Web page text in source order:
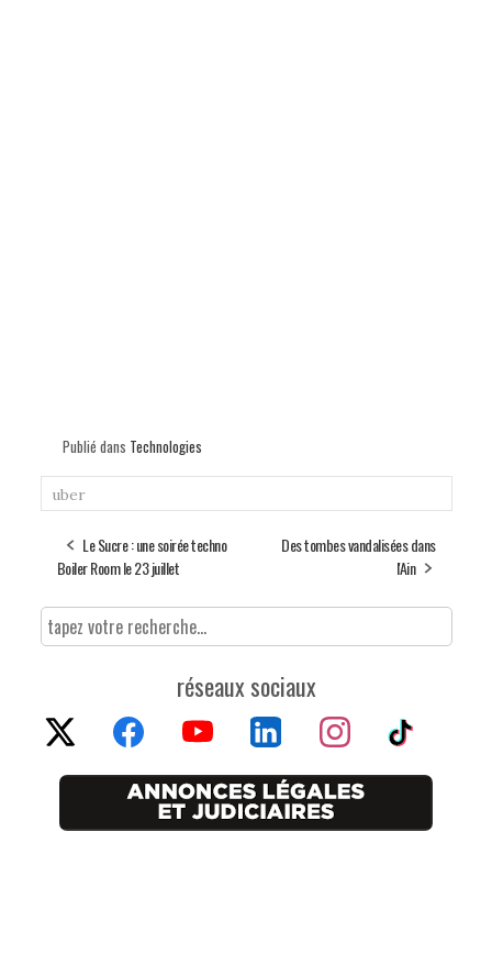
Publié dans Technologies
uber
Le Sucre : une soirée techno
Boiler Room le 23 juillet
Des tombes vandalisées dans
l'Ain
réseaux sociaux